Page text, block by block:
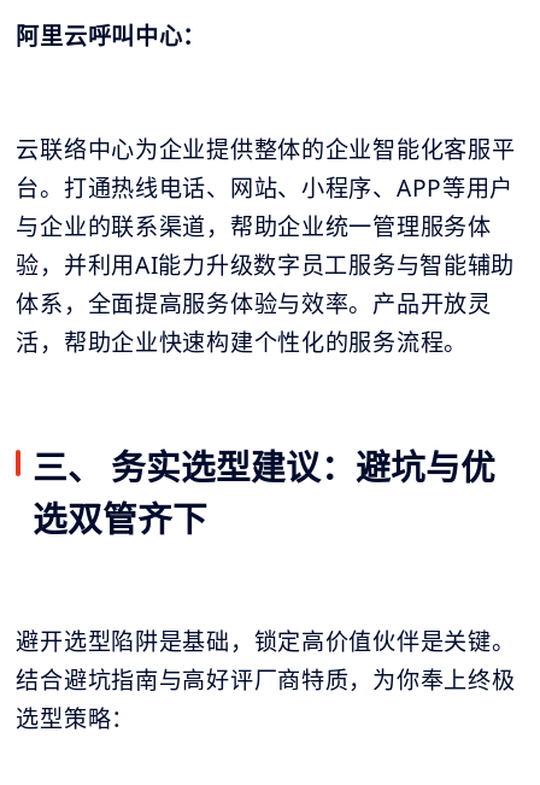
阿里云呼叫中心：
云联络中心为企业提供整体的企业智能化客服平
台。打通热线电话、网站、小程序、APP等用户
与企业的联系渠道，帮助企业统一管理服务体
验，并利用AI能力升级数字员工服务与智能辅助
体系，全面提高服务体验与效率。产品开放灵
活，帮助企业快速构建个性化的服务流程。
三、 务实选型建议：避坑与优
选双管齐下
避开选型陷阱是基础，锁定高价值伙伴是关键。
结合避坑指南与高好评厂商特质，为你奉上终极
选型策略：